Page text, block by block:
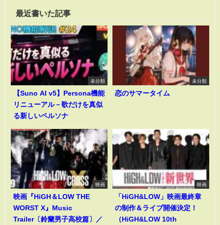
最近書いた記事
未分類
【Suno AI v5】Persona機能
リニューアル－歌だけを真似
る新しいペルソナ
未分類
恋のサマータイム
映画
映画『HiGH＆LOW THE
WORST X』Music
Trailer〔鈴蘭男子高校篇〕／
映画
「HiGH&LOW」映画最終章
の制作＆ライブ開催決定！
（HiGH&LOW 10th